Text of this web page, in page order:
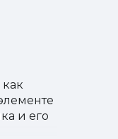
и его